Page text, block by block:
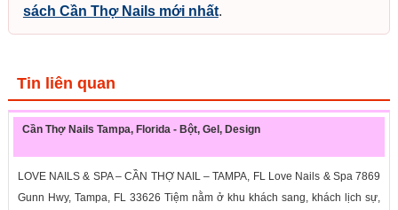
sách Cần Thợ Nails mới nhất.
Tin liên quan
Cần Thợ Nails Tampa, Florida - Bột, Gel, Design
LOVE NAILS & SPA – CẦN THỢ NAIL – TAMPA, FL Love Nails & Spa 7869
Gunn Hwy, Tampa, FL 33626 Tiệm nằm ở khu khách sang, khách lịch sự,